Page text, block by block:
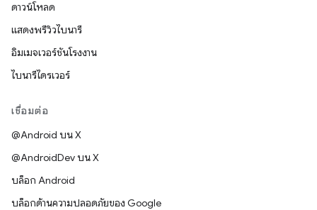
ดาวน์โหลด
แสดงพรีวิวไบนารี
อิมเมจเวอร์ชันโรงงาน
ไบนารีไดรเวอร์
เชื่อมต่อ
@Android บน X
@AndroidDev บน X
บล็อก Android
บล็อกด้านความปลอดภัยของ Google